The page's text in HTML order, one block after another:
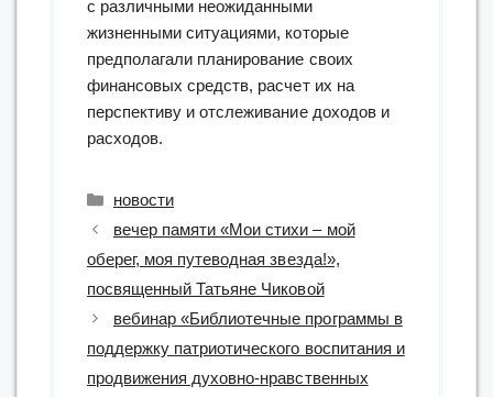
с различными неожиданными
жизненными ситуациями, которые
предполагали планирование своих
финансовых средств, расчет их на
перспективу и отслеживание доходов и
расходов.
Рубрики
новости
вечер памяти «Мои стихи – мой
оберег, моя путеводная звезда!»,
посвященный Татьяне Чиковой
вебинар «Библиотечные программы в
поддержку патриотического воспитания и
продвижения духовно-нравственных